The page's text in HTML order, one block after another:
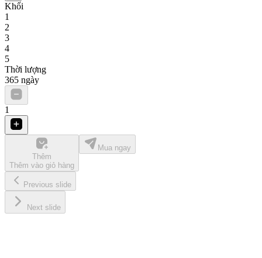
Khối
1
2
3
4
5
Thời lượng
365 ngày
1
Thêm
Thêm vào giỏ hàng
Mua ngay
Previous slide
Next slide